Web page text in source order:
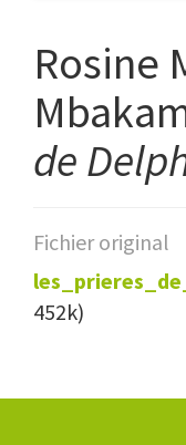
Rosine
de
Fichier original
452k)